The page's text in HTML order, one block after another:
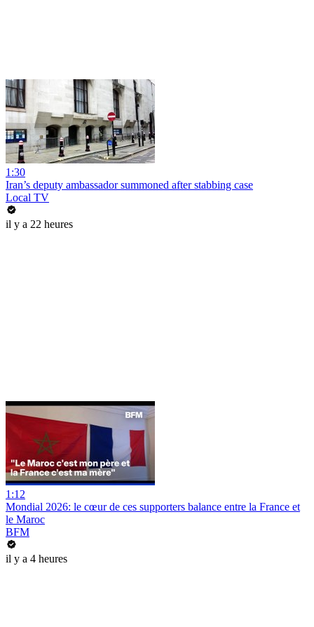
1:30
Iran’s deputy ambassador summoned after stabbing case
Local TV
il y a 22 heures
1:12
Mondial 2026: le cœur de ces supporters balance entre la France et
le Maroc
BFM
il y a 4 heures